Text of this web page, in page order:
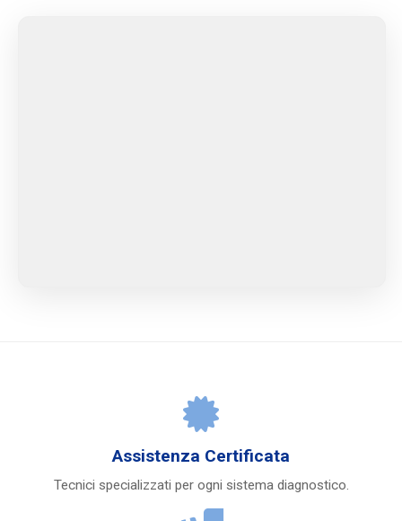
Assistenza Certificata
Tecnici specializzati per ogni sistema diagnostico.